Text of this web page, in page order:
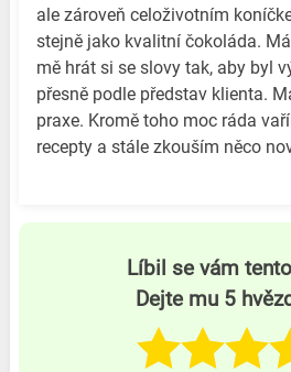
ale zároveň celoživotním
stejně jako kvalitní čokoláda.
mě hrát si se slovy tak, aby byl
přesně podle představ klienta.
praxe. Kromě toho moc ráda
recepty a stále zkouším něco
Líbil se vám
Dejte mu 5